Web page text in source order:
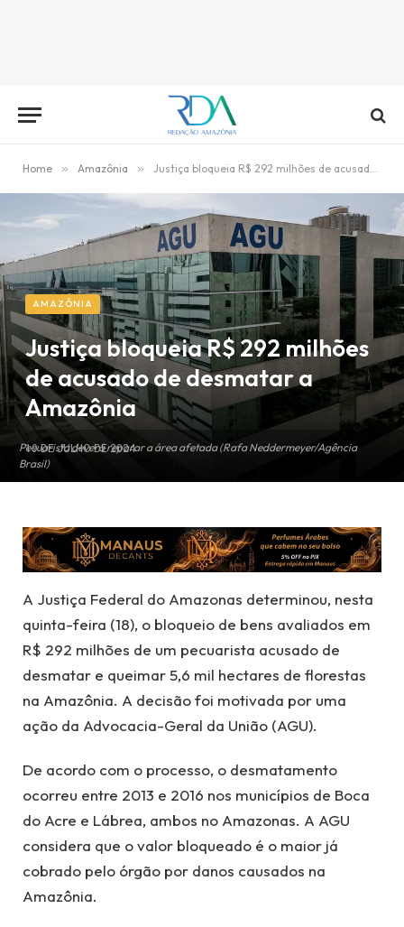
Home » Amazônia » Justiça bloqueia R$ 292 milhões de acusado de desmatar a Amazônia
Pecuarista deverá reparar a área afetada (Rafa Neddermeyer/Agência
Brasil)
AMAZÔNIA
Justiça bloqueia R$ 292 milhões
de acusado de desmatar a
Amazônia
19 DE JULHO DE 2024
A Justiça Federal do Amazonas determinou, nesta
quinta-feira (18), o bloqueio de bens avaliados em
R$ 292 milhões de um pecuarista acusado de
desmatar e queimar 5,6 mil hectares de florestas
na Amazônia. A decisão foi motivada por uma
ação da Advocacia-Geral da União (AGU).
De acordo com o processo, o desmatamento
ocorreu entre 2013 e 2016 nos municípios de Boca
do Acre e Lábrea, ambos no Amazonas. A AGU
considera que o valor bloqueado é o maior já
cobrado pelo órgão por danos causados na
Amazônia.